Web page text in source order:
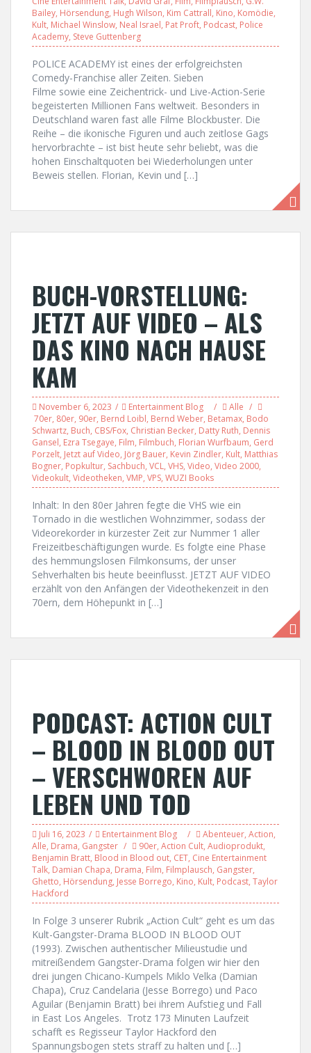
Bailey, Hörsendung, Hugh Wilson, Kim Cattrall, Kino, Komödie,
Kult, Michael Winslow, Neal Israel, Pat Proft, Podcast, Police
Academy, Steve Guttenberg
POLICE ACADEMY ist eines der erfolgreichsten
Comedy-Franchise aller Zeiten. Sieben
Filme sowie eine Zeichentrick- und Live-Action-Serie
begeisterten Millionen Fans weltweit. Besonders in
Deutschland waren fast alle Filme Blockbuster. Die
Reihe – die ikonische Figuren und auch zeitlose Gags
hervorbrachte – ist bist heute sehr beliebt, was die
hohen Einschaltquoten bei Wiederholungen unter
Beweis stellen. Florian, Kevin und […]
BUCH-VORSTELLUNG:
JETZT AUF VIDEO – ALS
DAS KINO NACH HAUSE
KAM
November 6, 2023 Entertainment Blog
Alle
70er, 80er, 90er, Bernd Loibl, Bernd Weber, Betamax, Bodo
Schwartz, Buch, CBS/Fox, Christian Becker, Datty Ruth, Dennis
Gansel, Ezra Tsegaye, Film, Filmbuch, Florian Wurfbaum, Gerd
Porzelt, Jetzt auf Video, Jörg Bauer, Kevin Zindler, Kult, Matthias
Bogner, Popkultur, Sachbuch, VCL, VHS, Video, Video 2000,
Videokult, Videotheken, VMP, VPS, WUZI Books
Inhalt: In den 80er Jahren fegte die VHS wie ein
Tornado in die westlichen Wohnzimmer, sodass der
Videorekorder in kürzester Zeit zur Nummer 1 aller
Freizeitbeschäftigungen wurde. Es folgte eine Phase
des hemmungslosen Filmkonsums, der unser
Sehverhalten bis heute beeinflusst. JETZT AUF VIDEO
erzählt von den Anfängen der Videothekenzeit in den
70ern, dem Höhepunkt in […]
PODCAST: ACTION CULT
– BLOOD IN BLOOD OUT
– VERSCHWOREN AUF
LEBEN UND TOD
Juli 16, 2023 Entertainment Blog Abenteuer, Action,
Alle, Drama, Gangster 90er, Action Cult, Audioprodukt,
Benjamin Bratt, Blood in Blood out, CET, Cine Entertainment
Talk, Damian Chapa, Drama, Film, Filmplausch, Gangster,
Ghetto, Hörsendung, Jesse Borrego, Kino, Kult, Podcast, Taylor
Hackford
In Folge 3 unserer Rubrik „Action Cult“ geht es um das
Kult-Gangster-Drama BLOOD IN BLOOD OUT
(1993). Zwischen authentischer Milieustudie und
mitreißendem Gangster-Drama folgen wir hier den
drei jungen Chicano-Kumpels Miklo Velka (Damian
Chapa), Cruz Candelaria (Jesse Borrego) und Paco
Aguilar (Benjamin Bratt) bei ihrem Aufstieg und Fall
in East Los Angeles. Trotz 173 Minuten Laufzeit
schafft es Regisseur Taylor Hackford den
Spannungsbogen stets straff zu halten und […]